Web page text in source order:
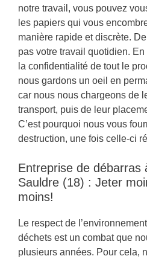
notre travail, vous pouvez
les papiers qui vous
manière rapide et discrète.
pas votre travail quotidien.
la confidentialité de tout le
nous gardons un oeil en
car nous nous chargeons de
transport, puis de leur
C’est pourquoi nous vous
destruction, une fois celle-ci
Entreprise de débarras
Sauldre (18) : Jeter
moins!
Le respect de
déchets est un combat que
plusieurs années. Pour cela,